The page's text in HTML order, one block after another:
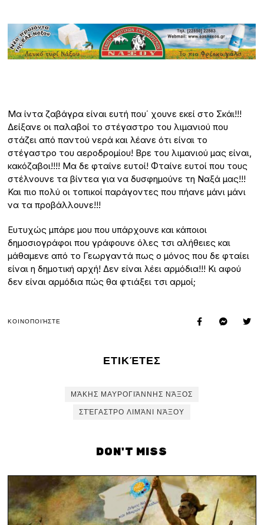
Μα ίντα ζαβάγρα είναι ευτή που΄ χουνε εκεί στο Σκάι!!!
Δείξανε οι παλαβοί το στέγαστρο του λιμανιού που
στάζει από παντού νερά και λέανε ότι είναι το
στέγαστρο του αεροδρομίου! Βρε του λιμανιού μας είναι,
κακόζαβοι!!!! Μα δε φταίνε ευτοί! Φταίνε ευτοί που τους
στέλνουνε τα βίντεα για να δυσφημούνε τη Ναξά μας!!!
Και πιο πολύ οι τοπικοί παράγοντες που πήανε μάνι μάνι
να τα προβάλλουνε!!!
Ευτυχώς μπάρε μου που υπάρχουνε και κάποιοι
δημοσιογράφοι που γράφουνε όλες τσι αλήθειες και
μάθαμενε από το Γεωργαντά πως ο μόνος που δε φταίει
είναι η δημοτική αρχή! Δεν είναι λέει αρμόδια!!! Κι αφού
δεν είναι αρμόδια πώς θα φτιάξει τσι αρμοί;
ΚΟΙΝΟΠΟΙΉΣΤΕ
ΕΤΙΚΈΤΕΣ
ΜΆΚΗΣ ΜΑΥΡΟΓΙΆΝΝΗΣ ΝΆΞΟΣ
ΣΤΈΓΑΣΤΡΟ ΛΙΜΆΝΙ ΝΆΞΟΥ
DON'T MISS